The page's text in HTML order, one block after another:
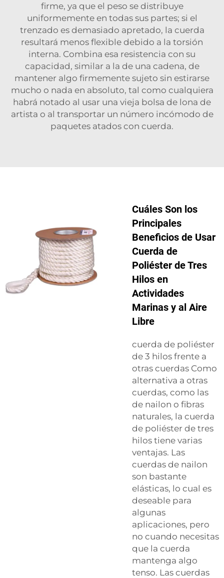
firme, ya que el peso se distribuye
uniformemente en todas sus partes; si el
trenzado es demasiado apretado, la cuerda
resultará menos flexible debido a la torsión
interna. Combina esa resistencia con su
capacidad, similar a la de una cadena, de
mantener algo firmemente sujeto sin estirarse
mucho o nada en absoluto, tal como cualquiera
habrá notado al usar una vieja bolsa de lona de
artista o al transportar un número incómodo de
paquetes atados con cuerda.
Cuáles Son los
Principales
Beneficios de Usar
Cuerda de
Poliéster de Tres
Hilos en
Actividades
Marinas y al Aire
Libre
cuerda de poliéster
de 3 hilos frente a
otras cuerdas Como
alternativa a otras
cuerdas, como las
de nailon o fibras
naturales, la cuerda
de poliéster de tres
hilos tiene varias
ventajas. Las
cuerdas de nailon
son bastante
elásticas, lo cual es
deseable para
algunas
aplicaciones, pero
no cuando necesitas
que la cuerda
mantenga algo
tenso. Las cuerdas